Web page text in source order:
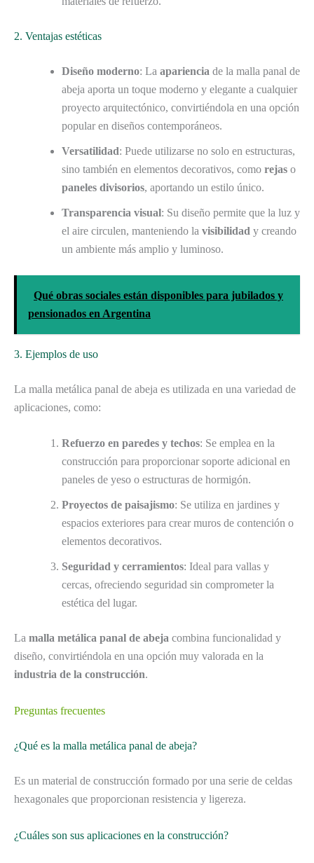
2. Ventajas estéticas
Diseño moderno: La apariencia de la malla panal de
abeja aporta un toque moderno y elegante a cualquier
proyecto arquitectónico, convirtiéndola en una opción
popular en diseños contemporáneos.
Versatilidad: Puede utilizarse no solo en estructuras,
sino también en elementos decorativos, como rejas o
paneles divisorios, aportando un estilo único.
Transparencia visual: Su diseño permite que la luz y
el aire circulen, manteniendo la visibilidad y creando
un ambiente más amplio y luminoso.
Qué obras sociales están disponibles para jubilados y
pensionados en Argentina
3. Ejemplos de uso
La malla metálica panal de abeja es utilizada en una variedad de
aplicaciones, como:
Refuerzo en paredes y techos: Se emplea en la
construcción para proporcionar soporte adicional en
paneles de yeso o estructuras de hormigón.
Proyectos de paisajismo: Se utiliza en jardines y
espacios exteriores para crear muros de contención o
elementos decorativos.
Seguridad y cerramientos: Ideal para vallas y
cercas, ofreciendo seguridad sin comprometer la
estética del lugar.
La malla metálica panal de abeja combina funcionalidad y
diseño, convirtiéndola en una opción muy valorada en la
industria de la construcción.
Preguntas frecuentes
¿Qué es la malla metálica panal de abeja?
Es un material de construcción formado por una serie de celdas
hexagonales que proporcionan resistencia y ligereza.
¿Cuáles son sus aplicaciones en la construcción?